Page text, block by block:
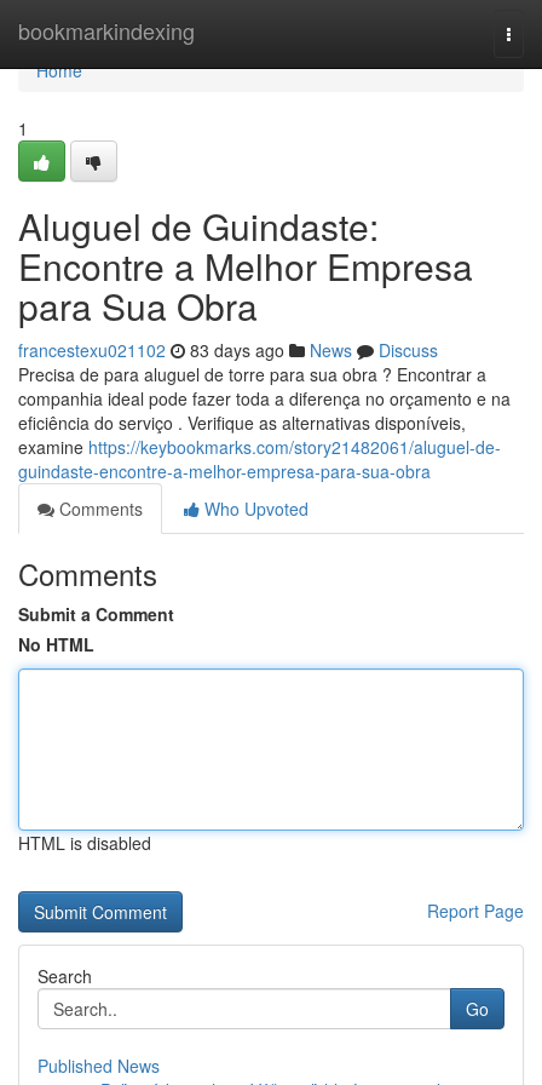
bookmarkindexing
Home
Home
1
Aluguel de Guindaste:
Encontre a Melhor Empresa
para Sua Obra
francestexu021102 83 days ago News
Discuss
Precisa de para aluguel de torre para sua obra ? Encontrar a
companhia ideal pode fazer toda a diferença no orçamento e na
eficiência do serviço . Verifique as alternativas disponíveis,
examine https://keybookmarks.com/story21482061/aluguel-de-
guindaste-encontre-a-melhor-empresa-para-sua-obra
Comments
Who Upvoted
Comments
Submit a Comment
No HTML
HTML is disabled
Report Page
Search
Go
Published News